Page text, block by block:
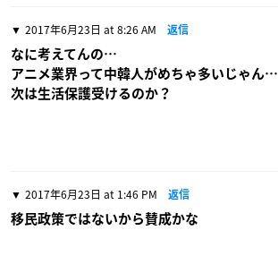
2017年6月23日 at 8:26 AM 返信
なに考えてんの…
アニメ業界って中韓人がめちゃ多いじゃん…
次は生活保護受けるのか？
2017年6月23日 at 1:46 PM 返信
移民政策ではないから賛成かな